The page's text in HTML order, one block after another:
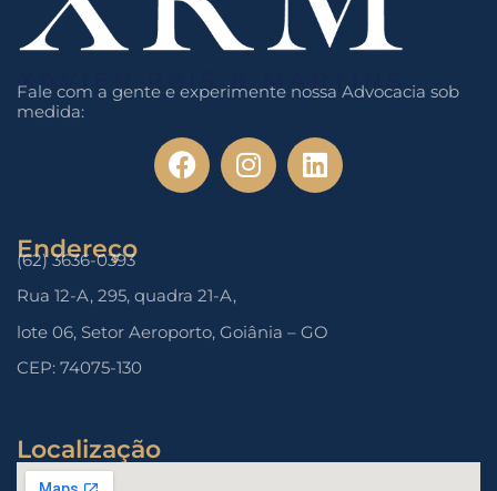
Fale com a gente e experimente nossa Advocacia sob
medida:
Endereço
(62) 3636-0393
Rua 12-A, 295, quadra 21-A,
lote 06, Setor Aeroporto, Goiânia – GO
CEP: 74075-130
Localização